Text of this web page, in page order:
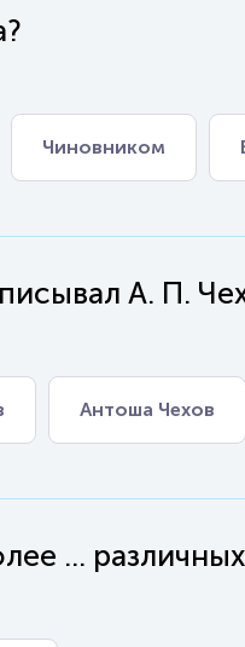
Чиновником
А. П.
Антоша Чехов
...